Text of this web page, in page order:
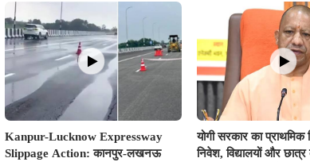
Kanpur-Lucknow Expressway
Slippage Action: कानपुर-लखनऊ
योगी सरकार का प्राथमिक
निवेश, विद्यालयों और